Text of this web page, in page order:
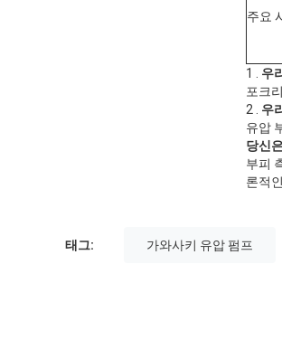
주요
1 . 우
포크
2 . 우
유압
당신
부피
론적
태그: 가와사키 유압 펌프